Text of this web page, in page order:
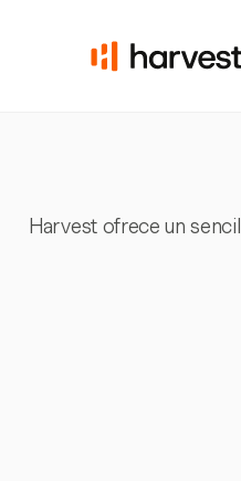
Harvest ofrece un